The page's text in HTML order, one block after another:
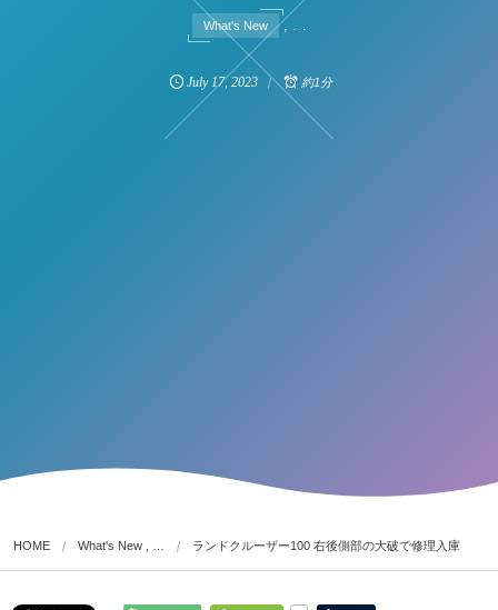
What's New , …
July 17,2023 約1分
HOME What's New , … ランドクルーザー100 右後側部の大破で修理入庫